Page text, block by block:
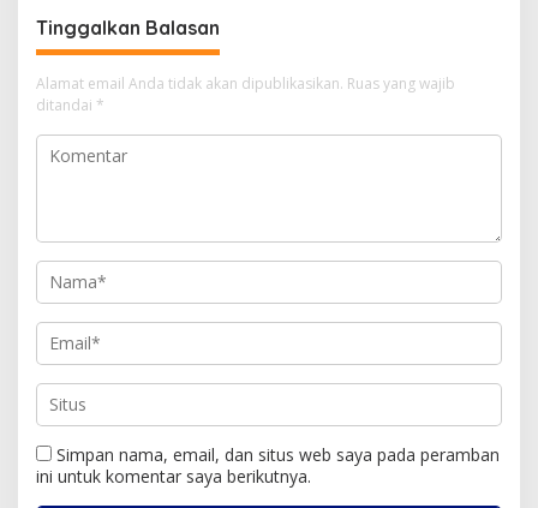
Tinggalkan Balasan
Alamat email Anda tidak akan dipublikasikan. Ruas yang wajib
ditandai *
Simpan nama, email, dan situs web saya pada peramban
ini untuk komentar saya berikutnya.